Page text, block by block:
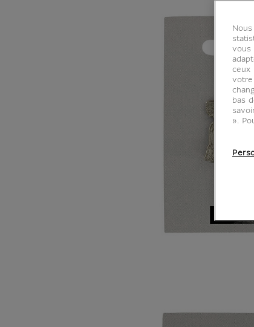
vous
ceux
votre
bas
».